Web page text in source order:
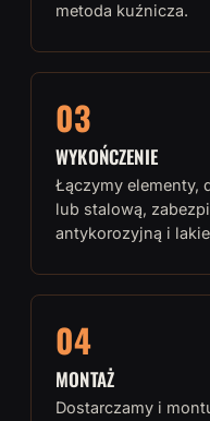
metoda kuźnicza.
03
WYKOŃCZENIE
Łączymy elementy,
lub stalową,
antykorozyjną i
04
MONTAŻ
Dostarczamy i